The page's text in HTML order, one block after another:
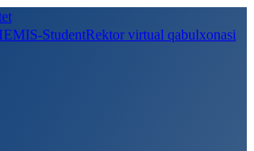
StudentRektor virtual qabulxonasi